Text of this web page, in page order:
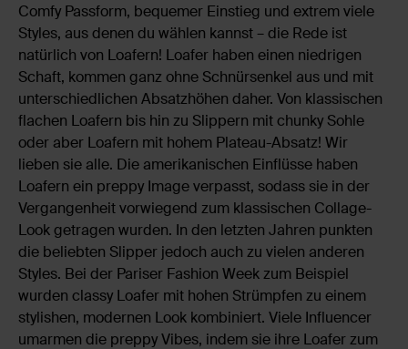
Comfy Passform, bequemer Einstieg und extrem viele
Styles, aus denen du wählen kannst – die Rede ist
natürlich von Loafern! Loafer haben einen niedrigen
Schaft, kommen ganz ohne Schnürsenkel aus und mit
unterschiedlichen Absatzhöhen daher. Von klassischen
flachen Loafern bis hin zu Slippern mit chunky Sohle
oder aber Loafern mit hohem Plateau-Absatz! Wir
lieben sie alle. Die amerikanischen Einflüsse haben
Loafern ein preppy Image verpasst, sodass sie in der
Vergangenheit vorwiegend zum klassischen Collage-
Look getragen wurden. In den letzten Jahren punkten
die beliebten Slipper jedoch auch zu vielen anderen
Styles. Bei der Pariser Fashion Week zum Beispiel
wurden classy Loafer mit hohen Strümpfen zu einem
stylishen, modernen Look kombiniert. Viele Influencer
umarmen die preppy Vibes, indem sie ihre Loafer zum